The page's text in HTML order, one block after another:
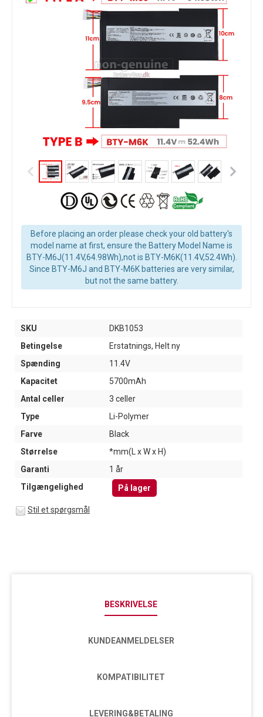
Before placing an order please check your old battery's
model name at first, ensure the Battery Model Name is
BTY-M6J(11.4V,64.98Wh),not is BTY-M6K(11.4V,52.4Wh).
Since BTY-M6J and BTY-M6K batteries are very similar,
but not the same battery.
SKU
DKB1053
Betingelse
Erstatnings, Helt ny
Spænding
11.4V
Kapacitet
5700mAh
Antal celler
3 celler
Type
Li-Polymer
Farve
Black
Størrelse
*mm(L x W x H)
Garanti
1 år
Tilgængelighed
På lager
Stil et spørgsmål
BESKRIVELSE
KUNDEANMELDELSER
KOMPATIBILITET
LEVERING&BETALING